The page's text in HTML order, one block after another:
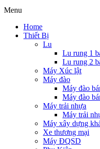
Menu
Home
Thiết Bị
Lu
Lu rung 1
Lu rung 2
Máy Xúc lật
Máy đào
Máy đào
Máy đào
Máy trải nhựa
Máy trải
Máy xây dựng
Xe thương mại
Máy ĐQSD